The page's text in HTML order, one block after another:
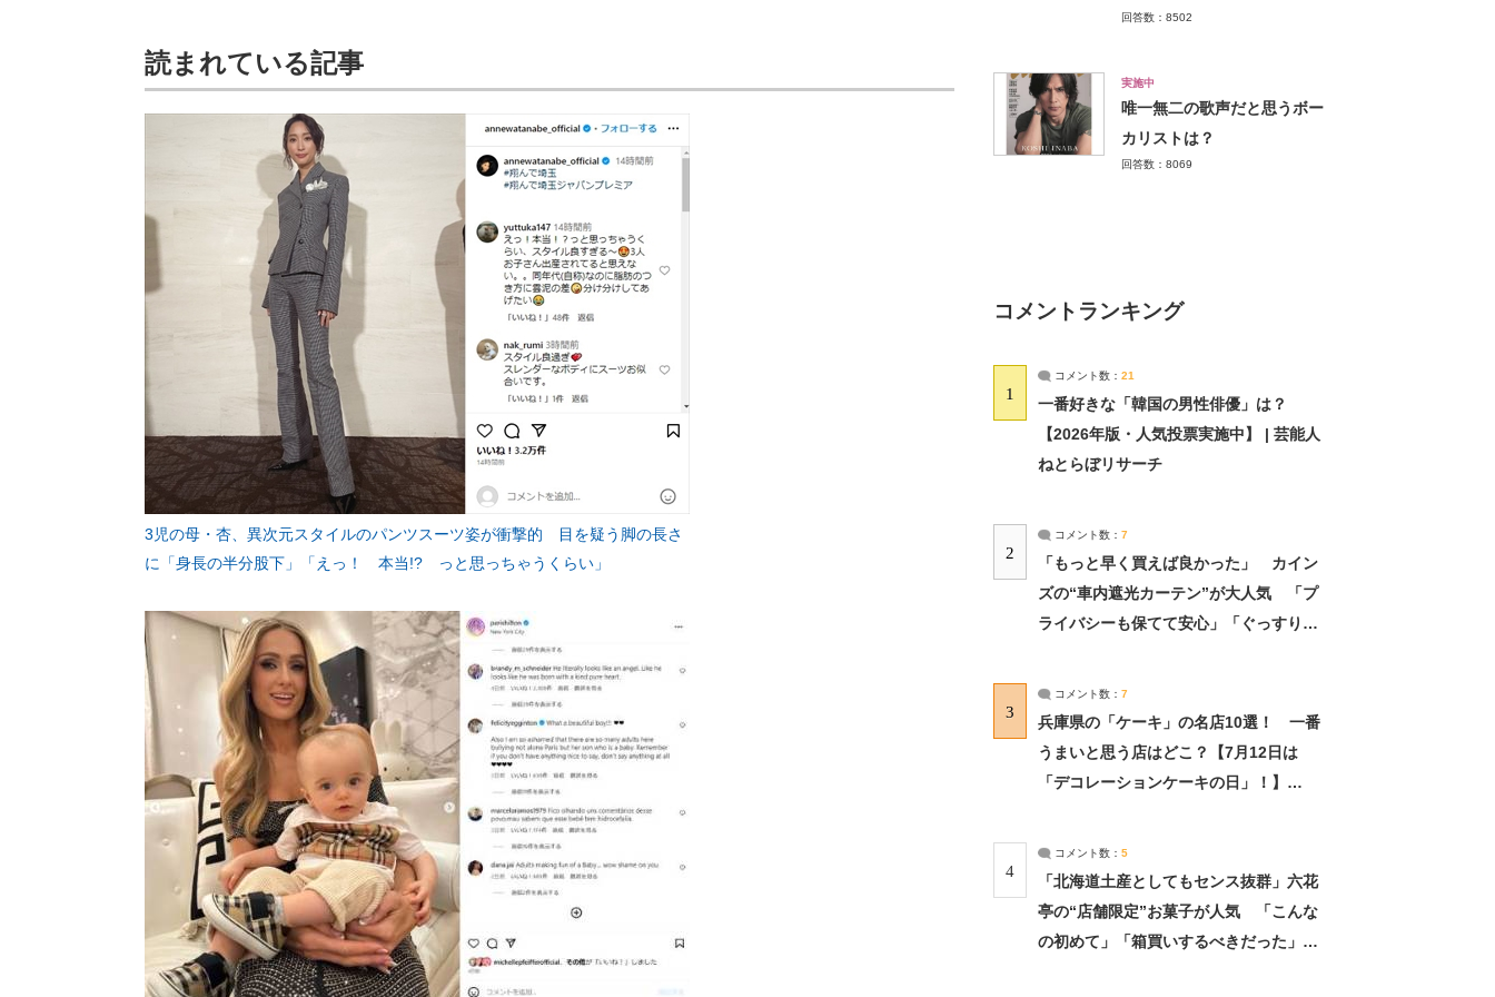
読まれている記事
3児の母・杏、異次元スタイルのパンツスーツ姿が衝撃的 目を疑う脚の長さ
に「身長の半分股下」「えっ！ 本当!? っと思っちゃうくらい」
回答数：8502
実施中
唯一無二の歌声だと思うボー
カリストは？
回答数：8069
コメントランキング
1
コメント数： 21
一番好きな「韓国の男性俳優」は？
【2026年版・人気投票実施中】 | 芸能人
ねとらぼリサーチ
2
コメント数： 7
「もっと早く買えば良かった」 カイン
ズの“車内遮光カーテン”が大人気 「プ
ライバシーも保てて安心」「ぐっすり眠
3
コメント数： 7
兵庫県の「ケーキ」の名店10選！ 一番
うまいと思う店はどこ？【7月12日は
「デコレーションケーキの日」！】
4
コメント数： 5
「北海道土産としてもセンス抜群」六花
亭の“店舗限定”お菓子が人気 「こんな
の初めて」「箱買いするべきだった」